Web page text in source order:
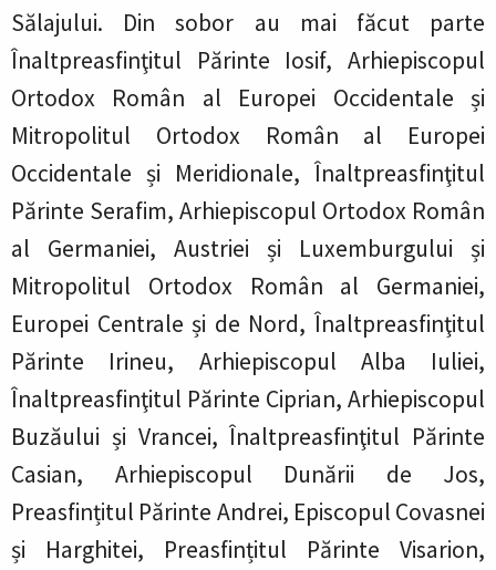
Sălajului. Din sobor au mai făcut parte
Înaltpreasfinţitul Părinte Iosif, Arhiepiscopul
Ortodox Român al Europei Occidentale și
Mitropolitul Ortodox Român al Europei
Occidentale și Meridionale, Înaltpreasfinţitul
Părinte Serafim, Arhiepiscopul Ortodox Român
al Germaniei, Austriei și Luxemburgului și
Mitropolitul Ortodox Român al Germaniei,
Europei Centrale și de Nord, Înaltpreasfinţitul
Părinte Irineu, Arhiepiscopul Alba Iuliei,
Înaltpreasfinţitul Părinte Ciprian, Arhiepiscopul
Buzăului și Vrancei, Înaltpreasfinţitul Părinte
Casian, Arhiepiscopul Dunării de Jos,
Preasfințitul Părinte Andrei, Episcopul Covasnei
și Harghitei, Preasfințitul Părinte Visarion,